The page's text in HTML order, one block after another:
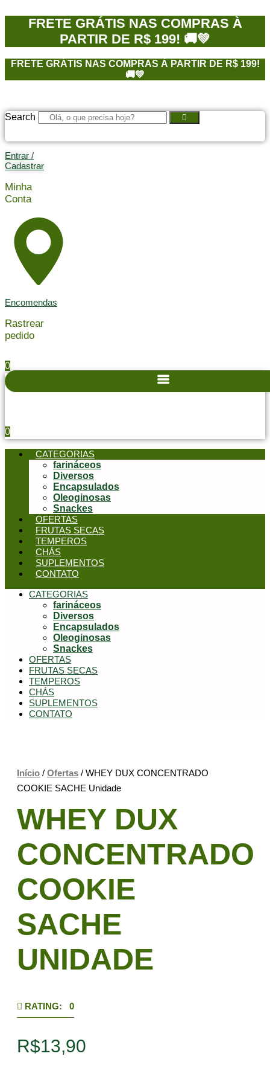
FRETE GRÁTIS NAS COMPRAS À
PARTIR DE R$ 199! 🚚💚
FRETE GRÁTIS NAS COMPRAS À PARTIR DE R$ 199!
🚚💚
Search
Entrar /
Cadastrar
Minha
Conta
Encomendas
Rastrear
pedido
0
0
CATEGORIAS
farináceos
Diversos
Encapsulados
Oleoginosas
Snackes
OFERTAS
FRUTAS SECAS
TEMPEROS
CHÁS
SUPLEMENTOS
CONTATO
CATEGORIAS
farináceos
Diversos
Encapsulados
Oleoginosas
Snackes
OFERTAS
FRUTAS SECAS
TEMPEROS
CHÁS
SUPLEMENTOS
CONTATO
Início / Ofertas / WHEY DUX CONCENTRADO
COOKIE SACHE Unidade
WHEY DUX
CONCENTRADO
COOKIE
SACHE
UNIDADE
RATING: 0
R$13,90